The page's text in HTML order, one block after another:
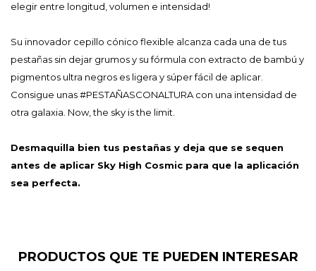
elegir entre longitud, volumen e intensidad!
Su innovador cepillo cónico flexible alcanza cada una de tus
pestañas sin dejar grumos y su fórmula con extracto de bambú y
pigmentos ultra negros es ligera y súper fácil de aplicar.
Consigue unas #PESTAÑASCONALTURA con una intensidad de
otra galaxia. Now, the sky is the limit.
Desmaquilla bien tus pestañas y deja que se sequen
antes de aplicar Sky High Cosmic para que la aplicación
sea perfecta.
PRODUCTOS QUE TE PUEDEN INTERESAR